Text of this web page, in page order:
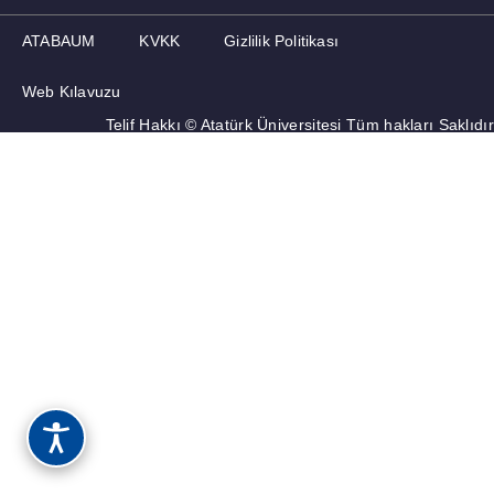
ANKETLER
ATABAUM KVKK Gizlilik Politikası
Web Kılavuzu
Telif Hakkı © Atatürk Üniversitesi Tüm hakları Saklıdır